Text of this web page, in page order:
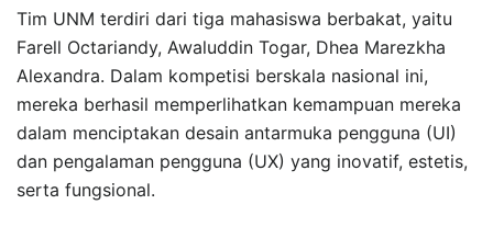
Tim UNM terdiri dari tiga mahasiswa berbakat, yaitu
Farell Octariandy, Awaluddin Togar, Dhea Marezkha
Alexandra. Dalam kompetisi berskala nasional ini,
mereka berhasil memperlihatkan kemampuan mereka
dalam menciptakan desain antarmuka pengguna (UI)
dan pengalaman pengguna (UX) yang inovatif, estetis,
serta fungsional.